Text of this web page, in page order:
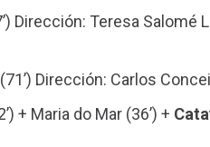
Dirección: Teresa Salomé
Dirección: Carlos
+ Maria do Mar (36’) +